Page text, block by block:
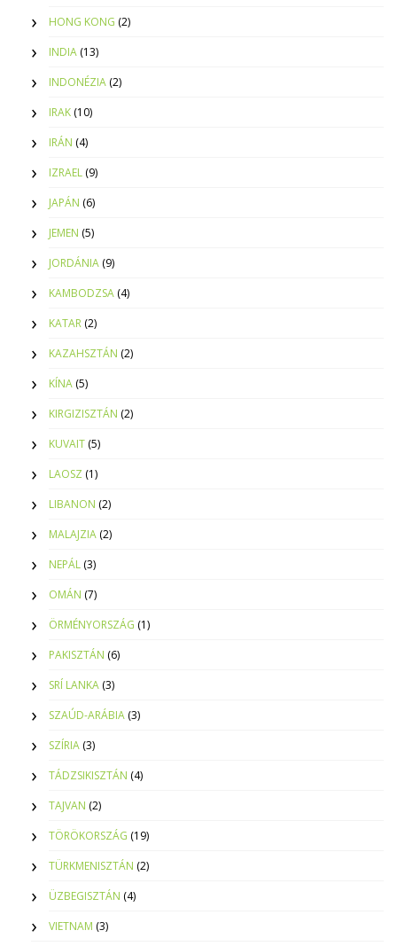
HONG KONG (2)
INDIA (13)
INDONÉZIA (2)
IRAK (10)
IRÁN (4)
IZRAEL (9)
JAPÁN (6)
JEMEN (5)
JORDÁNIA (9)
KAMBODZSA (4)
KATAR (2)
KAZAHSZTÁN (2)
KÍNA (5)
KIRGIZISZTÁN (2)
KUVAIT (5)
LAOSZ (1)
LIBANON (2)
MALAJZIA (2)
NEPÁL (3)
OMÁN (7)
ÖRMÉNYORSZÁG (1)
PAKISZTÁN (6)
SRÍ LANKA (3)
SZAÚD-ARÁBIA (3)
SZÍRIA (3)
TÁDZSIKISZTÁN (4)
TAJVAN (2)
TÖRÖKORSZÁG (19)
TÜRKMENISZTÁN (2)
ÜZBEGISZTÁN (4)
VIETNAM (3)